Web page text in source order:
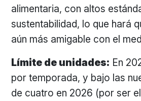
alimentaria, con altos
sustentabilidad, lo que hará
aún más amigable con el
Límite de unidades: En
por temporada, y bajo las
de cuatro en 2026 (por ser